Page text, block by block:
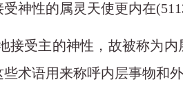
神性的属灵天使更内在
接受主的神性，故被称为
术语用来称呼内层事物和外